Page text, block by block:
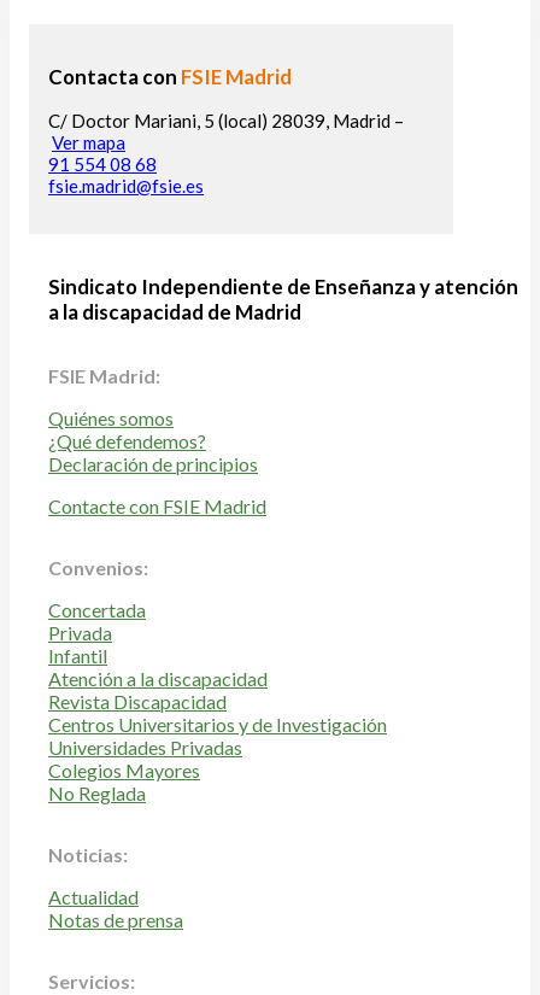
Contacta con FSIE Madrid
C/ Doctor Mariani, 5 (local) 28039, Madrid –
Ver mapa
91 554 08 68
fsie.madrid@fsie.es
Sindicato Independiente de Enseñanza y atención
a la discapacidad de Madrid
FSIE Madrid:
Quiénes somos
¿Qué defendemos?
Declaración de principios
Contacte con FSIE Madrid
Convenios:
Concertada
Privada
Infantil
Atención a la discapacidad
Revista Discapacidad
Centros Universitarios y de Investigación
Universidades Privadas
Colegios Mayores
No Reglada
Noticias:
Actualidad
Notas de prensa
Servicios: